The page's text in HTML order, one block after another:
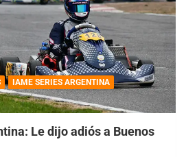
IAME SERIES ARGENTINA
Le dijo adiós a Buenos